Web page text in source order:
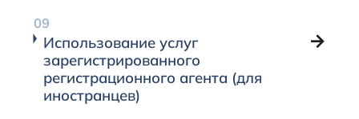
Использование услуг
зарегистрированного
регистрационного агента (для
иностранцев)